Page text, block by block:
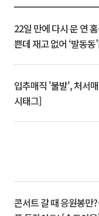
22일 만에 다시 문 연
쁜데 재고 없어 ‘발동동
입추매직 '불발', 처서
시태그]
콘서트 갈 때 응원봉